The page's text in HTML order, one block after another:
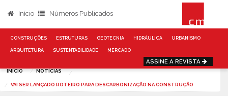
Início Números Publicados
CONSTRUÇÕES ESTRUTURAS GEOTECNIA HIDRÁULICA URBANISMO
ARQUITETURA SUSTENTABILIDADE MERCADO
ASSINE A REVISTA
INÍCIO NOTÍCIAS
VAI SER LANÇADO ROTEIRO PARA DESCARBONIZAÇÃO NA CONSTRUÇÃO